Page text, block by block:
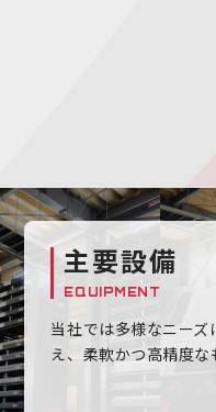
主要設備
EQUIPMENT
当社では多様なニー
え、柔軟かつ高精度な